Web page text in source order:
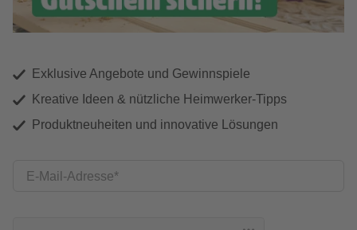
Exklusive Angebote und Gewinnspiele
Kreative Ideen & nützliche Heimwerker-Tipps
Produktneuheiten und innovative Lösungen
E-Mail-Adresse